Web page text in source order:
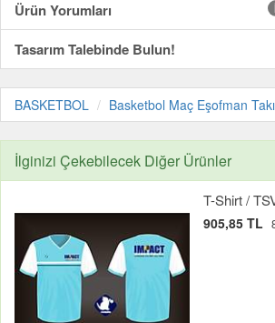
Ürün Yorumları
Tasarım Talebinde Bulun!
BASKETBOL Basketbol Maç Eşofman
İlginizi Çekebilecek Diğer Ürünler
T-Shirt /
905,85 TL